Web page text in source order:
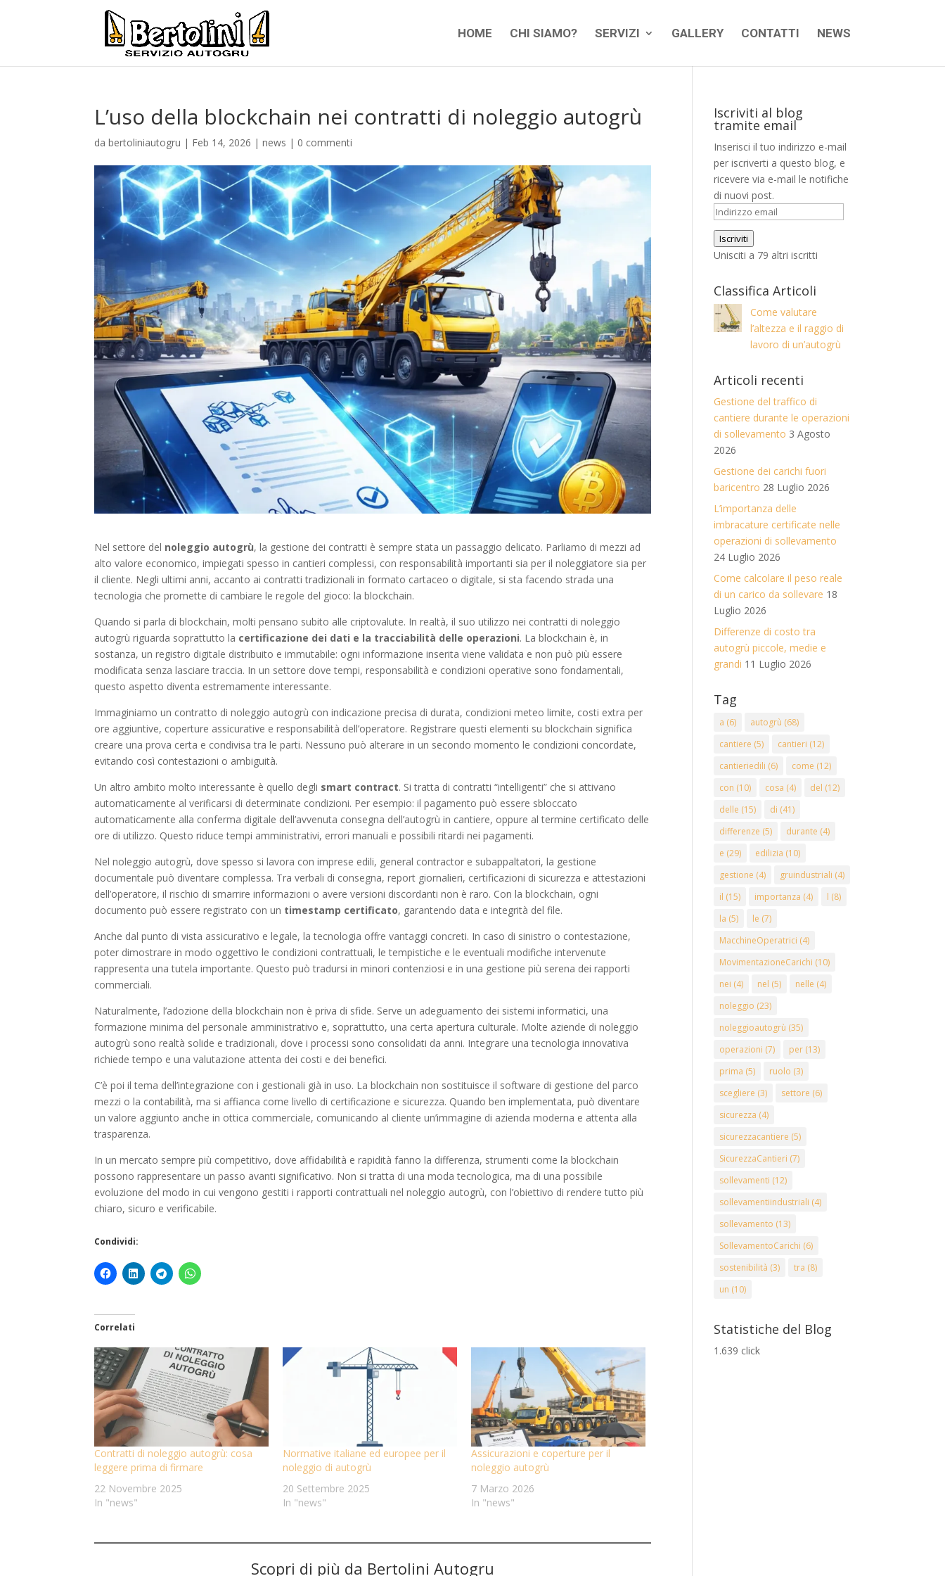
HOME CHI SIAMO? SERVIZI GALLERY CONTATTI NEWS
L’uso della blockchain nei contratti di noleggio autogrù
dabertoliniautogru | Feb 14, 2026 |news | 0 commenti
Nel settore del noleggio autogrù, la gestione dei contratti è sempre stata un passaggio delicato. Parliamo di mezzi ad
alto valore economico, impiegati spesso in cantieri complessi, con responsabilità importanti sia per il noleggiatore sia per
il cliente. Negli ultimi anni, accanto ai contratti tradizionali in formato cartaceo o digitale, si sta facendo strada una
tecnologia che promette di cambiare le regole del gioco: la blockchain.
Quando si parla di blockchain, molti pensano subito alle criptovalute. In realtà, il suo utilizzo nei contratti di noleggio
autogrù riguarda soprattutto la certificazione dei dati e la tracciabilità delle operazioni. La blockchain è, in
sostanza, un registro digitale distribuito e immutabile: ogni informazione inserita viene validata e non può più essere
modificata senza lasciare traccia. In un settore dove tempi, responsabilità e condizioni operative sono fondamentali,
questo aspetto diventa estremamente interessante.
Immaginiamo un contratto di noleggio autogrù con indicazione precisa di durata, condizioni meteo limite, costi extra per
ore aggiuntive, coperture assicurative e responsabilità dell’operatore. Registrare questi elementi su blockchain significa
creare una prova certa e condivisa tra le parti. Nessuno può alterare in un secondo momento le condizioni concordate,
evitando così contestazioni o ambiguità.
Un altro ambito molto interessante è quello degli smart contract. Si tratta di contratti “intelligenti” che si attivano
automaticamente al verificarsi di determinate condizioni. Per esempio: il pagamento può essere sbloccato
automaticamente alla conferma digitale dell’avvenuta consegna dell’autogrù in cantiere, oppure al termine certificato delle
ore di utilizzo. Questo riduce tempi amministrativi, errori manuali e possibili ritardi nei pagamenti.
Nel noleggio autogrù, dove spesso si lavora con imprese edili, general contractor e subappaltatori, la gestione
documentale può diventare complessa. Tra verbali di consegna, report giornalieri, certificazioni di sicurezza e attestazioni
dell’operatore, il rischio di smarrire informazioni o avere versioni discordanti non è raro. Con la blockchain, ogni
documento può essere registrato con un timestamp certificato, garantendo data e integrità del file.
Anche dal punto di vista assicurativo e legale, la tecnologia offre vantaggi concreti. In caso di sinistro o contestazione,
poter dimostrare in modo oggettivo le condizioni contrattuali, le tempistiche e le eventuali modifiche intervenute
rappresenta una tutela importante. Questo può tradursi in minori contenziosi e in una gestione più serena dei rapporti
commerciali.
Naturalmente, l’adozione della blockchain non è priva di sfide. Serve un adeguamento dei sistemi informatici, una
formazione minima del personale amministrativo e, soprattutto, una certa apertura culturale. Molte aziende di noleggio
autogrù sono realtà solide e tradizionali, dove i processi sono consolidati da anni. Integrare una tecnologia innovativa
richiede tempo e una valutazione attenta dei costi e dei benefici.
C’è poi il tema dell’integrazione con i gestionali già in uso. La blockchain non sostituisce il software di gestione del parco
mezzi o la contabilità, ma si affianca come livello di certificazione e sicurezza. Quando ben implementata, può diventare
un valore aggiunto anche in ottica commerciale, comunicando al cliente un’immagine di azienda moderna e attenta alla
trasparenza.
In un mercato sempre più competitivo, dove affidabilità e rapidità fanno la differenza, strumenti come la blockchain
possono rappresentare un passo avanti significativo. Non si tratta di una moda tecnologica, ma di una possibile
evoluzione del modo in cui vengono gestiti i rapporti contrattuali nel noleggio autogrù, con l’obiettivo di rendere tutto più
chiaro, sicuro e verificabile.
Condividi:
Correlati
Contratti di noleggio autogrù: cosa
leggere prima di firmare
22 Novembre 2025
In "news"
Normative italiane ed europee per il
noleggio di autogrù
20 Settembre 2025
In "news"
Assicurazioni e coperture per il
noleggio autogrù
7 Marzo 2026
In "news"
Scopri di più da Bertolini Autogru
Iscriviti al blog
tramite email
Inserisci il tuo indirizzo e-mail
per iscriverti a questo blog, e
ricevere via e-mail le notifiche
di nuovi post.
Indirizzo
email
Iscriviti
Unisciti a 79 altri iscritti
Classifica Articoli
Come valutare
l’altezza e il raggio di
lavoro di un’autogrù
Articoli recenti
Gestione del traffico di
cantiere durante le operazioni
di sollevamento 3 Agosto
2026
Gestione dei carichi fuori
baricentro 28 Luglio 2026
L’importanza delle
imbracature certificate nelle
operazioni di sollevamento
24 Luglio 2026
Come calcolare il peso reale
di un carico da sollevare 18
Luglio 2026
Differenze di costo tra
autogrù piccole, medie e
grandi 11 Luglio 2026
Tag
a (6) autogrù (68)
cantiere (5) cantieri (12)
cantieriedili (6) come (12)
con (10) cosa (4) del (12)
delle (15) di (41)
differenze (5) durante (4)
e (29) edilizia (10)
gestione (4) gruindustriali (4)
il (15) importanza (4) l (8)
la (5) le (7)
MacchineOperatrici (4)
MovimentazioneCarichi (10)
nei (4) nel (5) nelle (4)
noleggio (23)
noleggioautogrù (35)
operazioni (7) per (13)
prima (5) ruolo (3)
scegliere (3) settore (6)
sicurezza (4)
sicurezzacantiere (5)
SicurezzaCantieri (7)
sollevamenti (12)
sollevamentiindustriali (4)
sollevamento (13)
SollevamentoCarichi (6)
sostenibilità (3) tra (8)
un (10)
Statistiche del Blog
1.639 click